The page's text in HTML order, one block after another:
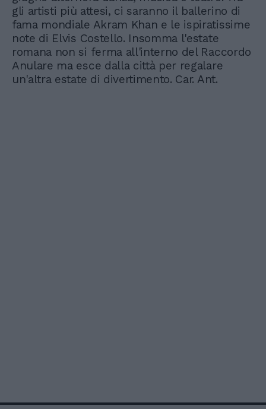
gli artisti più attesi, ci saranno il ballerino di
fama mondiale Akram Khan e le ispiratissime
note di Elvis Costello. Insomma l'estate
romana non si ferma all'interno del Raccordo
Anulare ma esce dalla città per regalare
un'altra estate di divertimento. Car. Ant.